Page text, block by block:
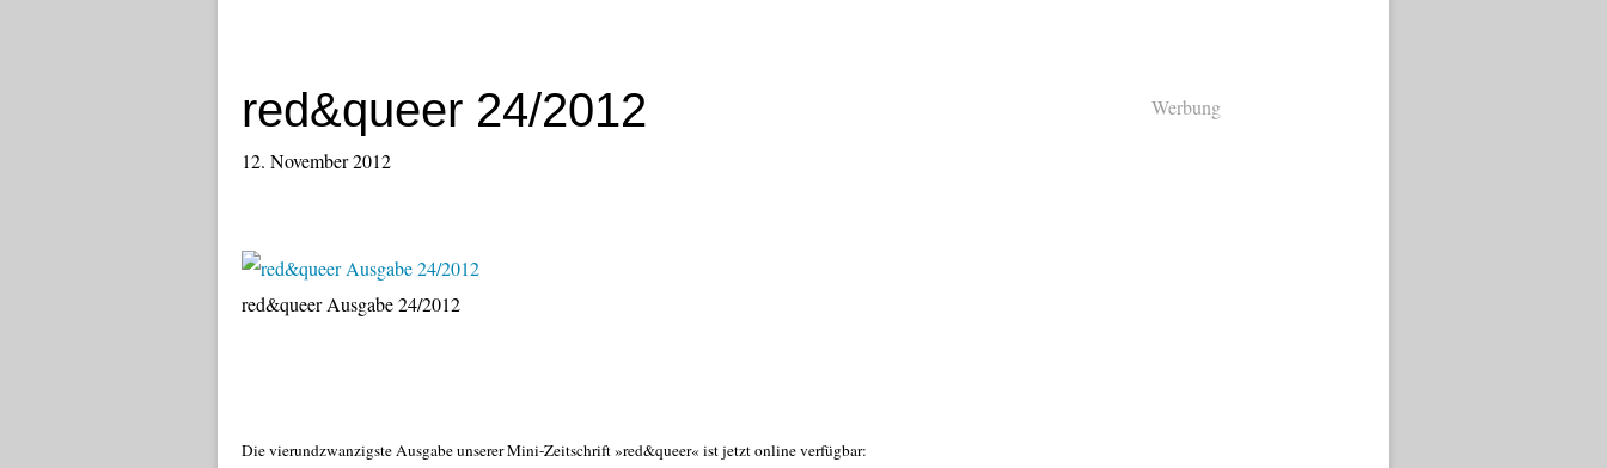
red&queer 24/2012
12. November 2012
red&queer Ausgabe 24/2012
Die vierundzwanzigste Ausgabe unserer Mini-Zeitschrift »red&queer« ist jetzt online verfügbar:
Werbung